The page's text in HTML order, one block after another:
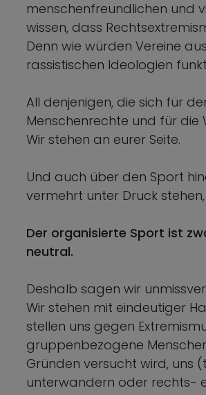
menschenfreundlichen und
wissen, dass
Denn wie würden Vereine
rassistischen Ideologien
All denjenigen, die sich für
Menschenrechte und für die
Wir stehen an eurer Seite.
Und auch über den Sport
vermehrt unter Druck
Der organisierte Sport ist
neutral.
Deshalb sagen wir
Wir stehen mit eindeutiger
stellen uns gegen
gruppenbezogene
Gründen versucht wird, uns
unterwandern oder rechts-